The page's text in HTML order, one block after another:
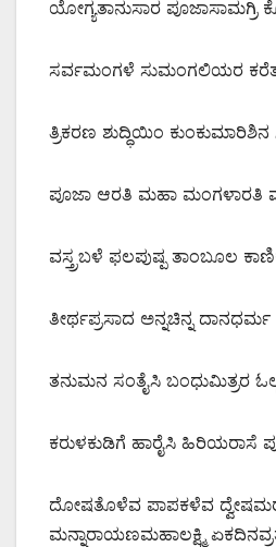
ಯೋಗ್ಯತಾನುಸಾರ ಪೂಜಾಸಾಮಗ್ರಿ
ಸರ್ವಮಂಗಳೆ ಸುಮಂಗಲಿಯರ
ತ್ರಿಕರಣ ಶುದ್ಧಿಯಿಂ ಕುಂಕುಮಾರಿಶಿನ
ಪೂಜಾ ಆರತಿ ಮಹಾ ಮಂಗಳಾರತಿ
ವಸ್ತ್ರಬಳೆ ಫಲಪುಷ್ಪ ತಾಂಬೂಲ
ತೀರ್ಥಪ್ರಸಾದ ಅನ್ನಚಿನ್ನ
ತನುಮನ ಸಂತೈಸಿ ಬಂಧುಮಿತ್ರರ
ಕರುಳಕುಡಿಗೆ ಹಾರೈಸಿ ಹಿರಿಯರಾಸೆ
ದೋಷತೊಳೆವ ಪಾಪಕಳೆವ
ಮನ್ನಾರಾಯಣಮಹಾಲಕ್ಷ್ಮಿ